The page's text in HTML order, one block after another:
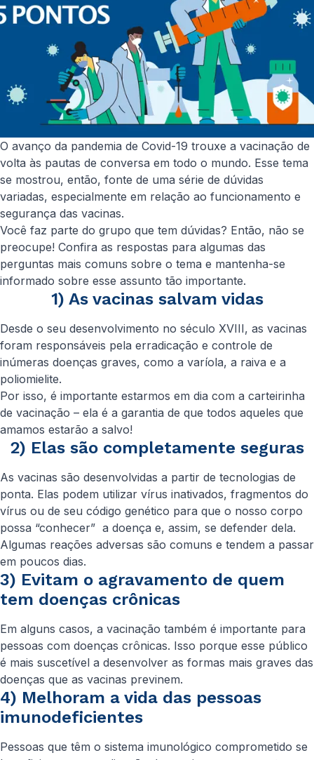
O avanço da pandemia de Covid-19 trouxe a vacinação de
volta às pautas de conversa em todo o mundo. Esse tema
se mostrou, então, fonte de uma série de dúvidas
variadas, especialmente em relação ao funcionamento e
segurança das vacinas.
Você faz parte do grupo que tem dúvidas? Então, não se
preocupe! Confira as respostas para algumas das
perguntas mais comuns sobre o tema e mantenha-se
informado sobre esse assunto tão importante.
1) As vacinas salvam vidas
Desde o seu desenvolvimento no século XVIII, as vacinas
foram responsáveis pela erradicação e controle de
inúmeras doenças graves, como a varíola, a raiva e a
poliomielite.
Por isso, é importante estarmos em dia com a carteirinha
de vacinação – ela é a garantia de que todos aqueles que
amamos estarão a salvo!
2) Elas são completamente seguras
As vacinas são desenvolvidas a partir de tecnologias de
ponta. Elas podem utilizar vírus inativados, fragmentos do
vírus ou de seu código genético para que o nosso corpo
possa “conhecer” a doença e, assim, se defender dela.
Algumas reações adversas são comuns e tendem a passar
em poucos dias.
3) Evitam o agravamento de quem
tem doenças crônicas
Em alguns casos, a vacinação também é importante para
pessoas com doenças crônicas. Isso porque esse público
é mais suscetível a desenvolver as formas mais graves das
doenças que as vacinas previnem.
4) Melhoram a vida das pessoas
imunodeficientes
Pessoas que têm o sistema imunológico comprometido se